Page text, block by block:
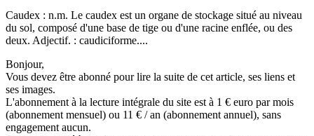
Caudex : n.m. Le caudex est un organe de stockage situé au niveau
du sol, composé d'une base de tige ou d'une racine enflée, ou des
deux. Adjectif. : caudiciforme....
Bonjour,
Vous devez être abonné pour lire la suite de cet article, ses liens et
ses images.
L'abonnement à la lecture intégrale du site est à 1 € euro par mois
(abonnement mensuel) ou 11 € / an (abonnement annuel), sans
engagement aucun.